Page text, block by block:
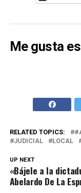
Me gusta
RELATED TOPICS:
JUDICIAL
LOCAL
UP NEXT
«Bájele a la
Abelardo De La